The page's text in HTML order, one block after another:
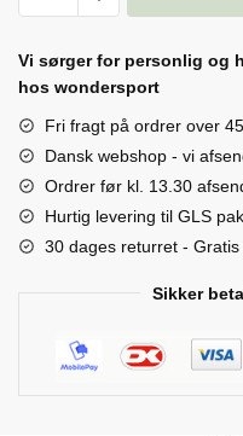
æ
g
r
Vi sørger for personlig og
hos wondersport
Fri fragt på ordrer over
Dansk webshop - vi
Ordrer før kl. 13.30
Hurtig levering til GLS
30 dages returret -
Sikker